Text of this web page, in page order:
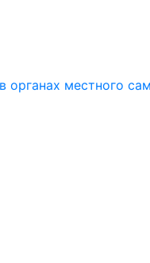
органах местного